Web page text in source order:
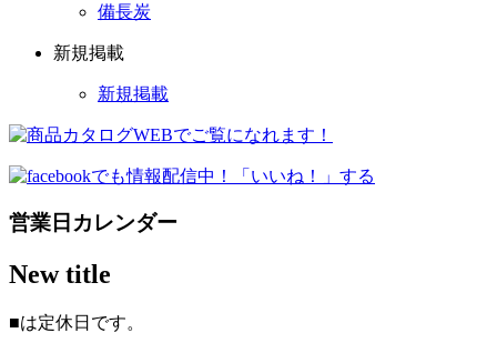
備長炭
新規掲載
新規掲載
営業日カレンダー
New title
■は定休日です。